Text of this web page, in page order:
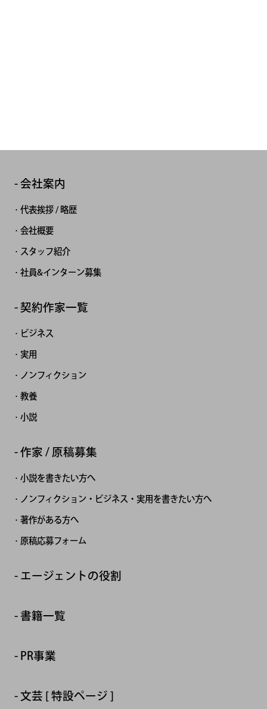
会社案内
代表挨拶 / 略歴
会社概要
スタッフ紹介
社員&インターン募集
契約作家一覧
ビジネス
実用
ノンフィクション
教養
小説
作家 / 原稿募集
小説を書きたい方へ
ノンフィクション・ビジネス・実用を書きたい方へ
著作がある方へ
原稿応募フォーム
エージェントの役割
書籍一覧
PR事業
文芸 [ 特設ページ ]